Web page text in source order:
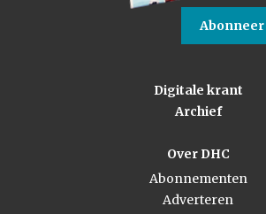
Abonneer
Digitale krant
Archief
Over DHC
Abonnementen
Adverteren